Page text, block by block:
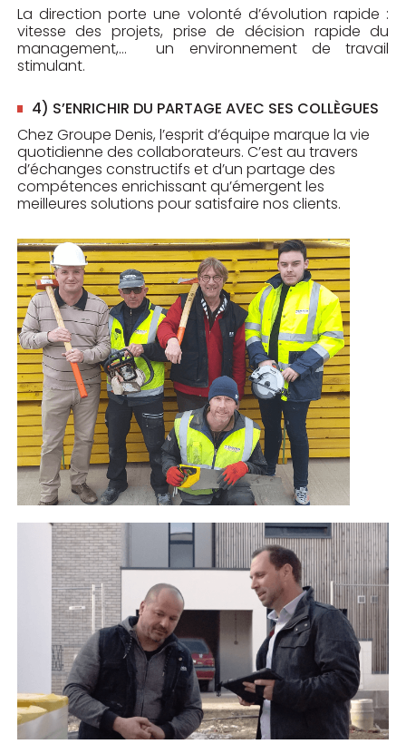
La direction porte une volonté d’évolution rapide :
vitesse des projets, prise de décision rapide du
management,… un environnement de travail
stimulant.
4) S’ENRICHIR DU PARTAGE AVEC SES COLLÈGUES
Chez Groupe Denis, l’esprit d’équipe marque la vie
quotidienne des collaborateurs. C’est au travers
d’échanges constructifs et d’un partage des
compétences enrichissant qu’émergent les
meilleures solutions pour satisfaire nos clients.